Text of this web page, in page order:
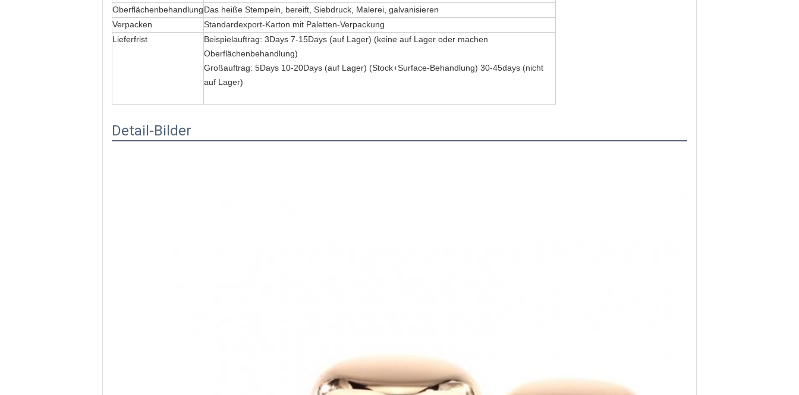
OberflächenbehandlungDas heiße Stempeln, bereift, Siebdruck, Malerei, galvanisieren
Verpacken
Standardexport-Karton mit Paletten-Verpackung
Lieferfrist
Beispielauftrag: 3Days 7-15Days (auf Lager) (keine auf Lager oder machen
Oberflächenbehandlung)
Großauftrag: 5Days 10-20Days (auf Lager) (Stock+Surface-Behandlung) 30-45days (nicht
auf Lager)
Detail-Bilder